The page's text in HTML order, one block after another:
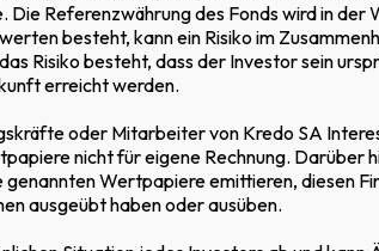
Gelegenheit für
widerstandsfähigen
Fund I
Referenzwährung des Fonds wird in
besteht, kann ein Risiko im
Risiko besteht, dass der Investor sein
erreicht werden.
oder Mitarbeiter von Kredo SA
nicht für eigene Rechnung.
Wertpapiere emittieren, diesen
ausgeübt haben oder ausüben.